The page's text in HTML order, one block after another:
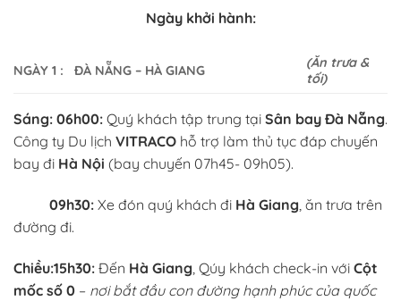
Ngày khởi hành:
NGÀY 1 : ĐÀ NẴNG – HÀ GIANG
(Ăn trưa &
tối)
Sáng: 06h00: Quý khách tập trung tại Sân bay Đà Nẵng.
Công ty Du lịch VITRACO hỗ trợ làm thủ tục đáp chuyến
bay đi Hà Nội (bay chuyến 07h45- 09h05).
09h30: Xe đón quý khách đi Hà Giang , ăn trưa trên
đường đi.
Chiều:15h30: Đến Hà Giang , Qúy khách check-in với Cột
mốc số 0 – nơi bắt đầu con đường hạnh phúc của quốc